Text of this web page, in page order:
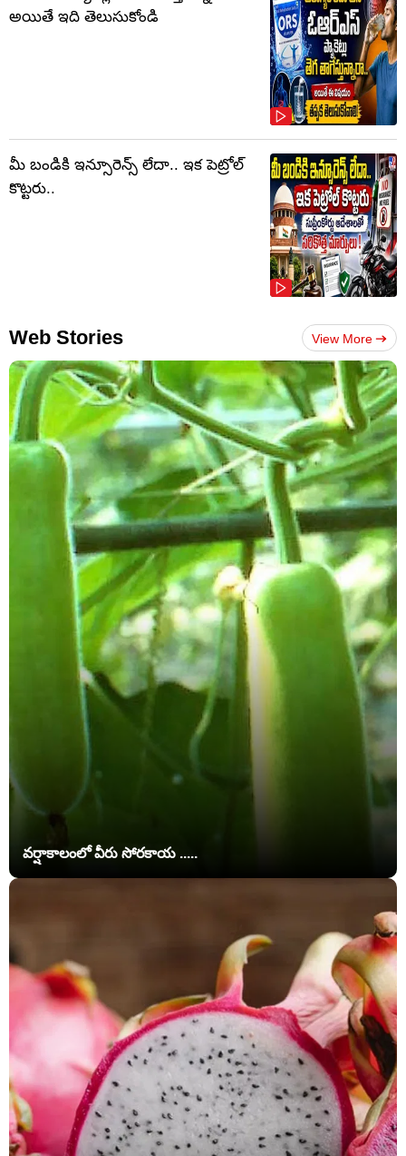
అయితే ఇది తెలుసుకోండి
మీ బండికి ఇన్సూరెన్స్ లేదా.. ఇక పెట్రోల్
కొట్టరు..
Web Stories View More
వర్షాకాలంలో వీరు సోరకాయ .....